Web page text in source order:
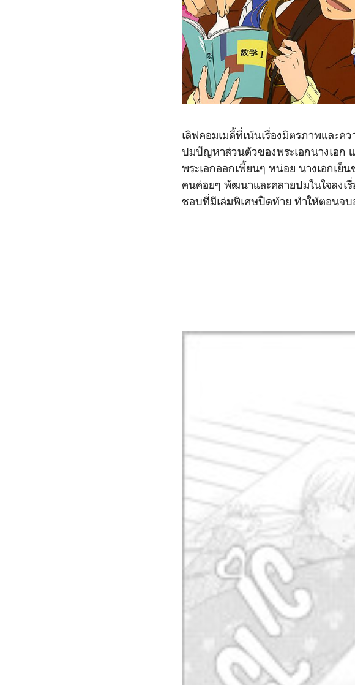
เลิฟคอมเมดี้ที่เน้นเรื่องมิตรภาพและ
ปมปัญหาส่วนตัวของพระเอกนางเอก
พระเอกออกเพี้ยนๆ หน่อย นางเอกเย็
คนค่อยๆ พัฒนาและคลายปมในใจลงเ
ชอบที่มีเล่มพิเศษปิดท้าย ทำให้ตอนจ